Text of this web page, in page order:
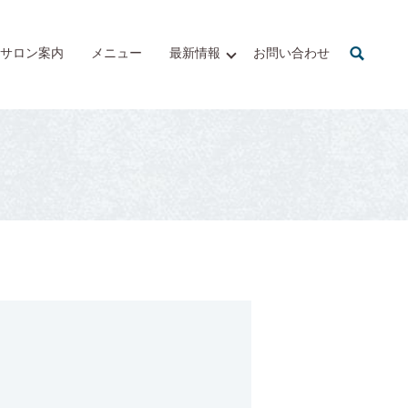
サロン案内 メニュー 最新情報 お問い合わせ